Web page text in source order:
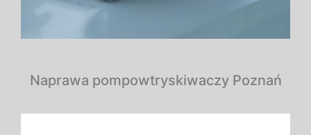
Naprawa pompowtryskiwaczy Poznań